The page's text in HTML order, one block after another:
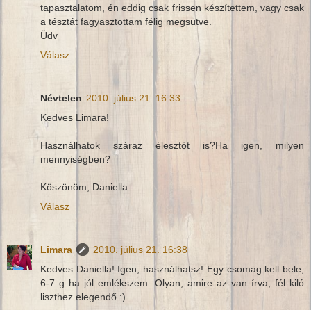
tapasztalatom, én eddig csak frissen készítettem, vagy csak
a tésztát fagyasztottam félig megsütve.
Üdv
Válasz
Névtelen 2010. július 21. 16:33
Kedves Limara!
Használhatok száraz élesztőt is?Ha igen, milyen
mennyiségben?
Köszönöm, Daniella
Válasz
Limara
2010. július 21. 16:38
Kedves Daniella! Igen, használhatsz! Egy csomag kell bele,
6-7 g ha jól emlékszem. Olyan, amire az van írva, fél kiló
liszthez elegendő.:)